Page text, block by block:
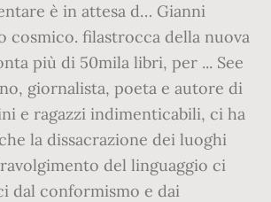
è in attesa d… Gianni
cosmico. filastrocca della nuova
più di 50mila libri, per ... See
giornalista, poeta e autore di
e ragazzi indimenticabili, ci ha
la dissacrazione dei luoghi
del linguaggio ci
dal conformismo e dai